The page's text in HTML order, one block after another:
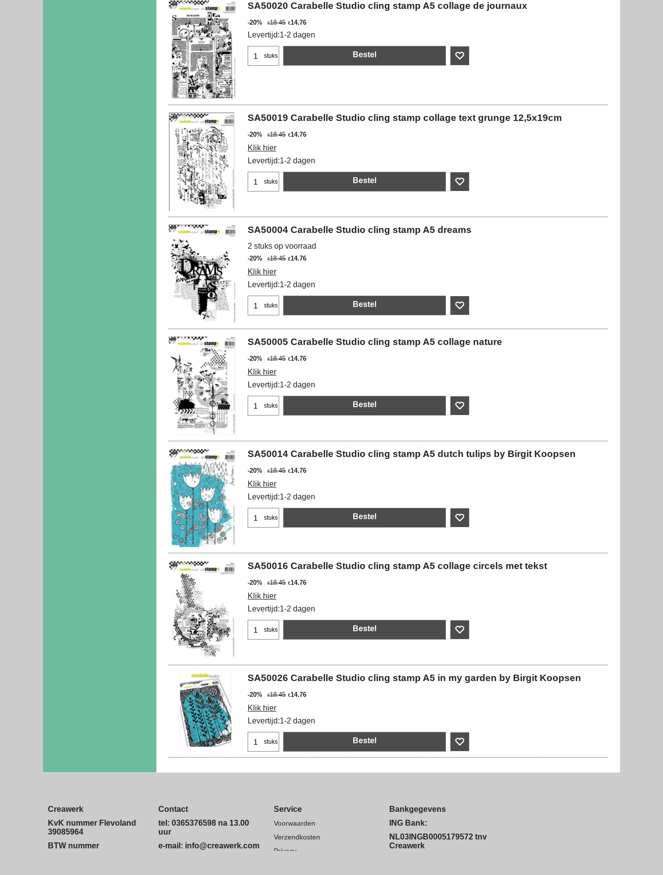
SA50020 Carabelle Studio cling stamp A5 collage de journaux
-20% €18.45 €14.76
Levertijd:1-2 dagen
stuks Bestel
SA50019 Carabelle Studio cling stamp collage text grunge 12,5x19cm
-20% €18.45 €14.76
Klik hier
Levertijd:1-2 dagen
stuks Bestel
SA50004 Carabelle Studio cling stamp A5 dreams
2 stuks op voorraad
-20% €18.45 €14.76
Klik hier
Levertijd:1-2 dagen
stuks Bestel
SA50005 Carabelle Studio cling stamp A5 collage nature
-20% €18.45 €14.76
Klik hier
Levertijd:1-2 dagen
stuks Bestel
SA50014 Carabelle Studio cling stamp A5 dutch tulips by Birgit Koopsen
-20% €18.45 €14.76
Klik hier
Levertijd:1-2 dagen
stuks Bestel
SA50016 Carabelle Studio cling stamp A5 collage circels met tekst
-20% €18.45 €14.76
Klik hier
Levertijd:1-2 dagen
stuks Bestel
SA50026 Carabelle Studio cling stamp A5 in my garden by Birgit Koopsen
-20% €18.45 €14.76
Klik hier
Levertijd:1-2 dagen
stuks Bestel
Creawerk
KvK nummer Flevoland
39085964
BTW nummer
Contact
tel: 0365376598 na 13.00
uur
e-mail: info@creawerk.com
Service
Voorwaarden
Verzendkosten
Privacy
Bankgegevens
ING Bank:
NL03INGB0005179572 tnv
Creawerk